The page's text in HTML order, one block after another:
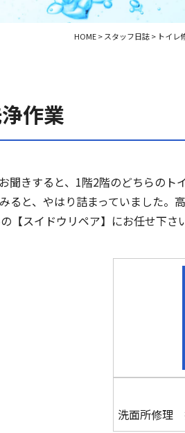
HOME> スタッフ日誌> トイレ
作業
きすると、1階2階のどちらのト
と、やはり詰まっていました。
【スイドウリペア】にお任せ下さ
洗面所修理